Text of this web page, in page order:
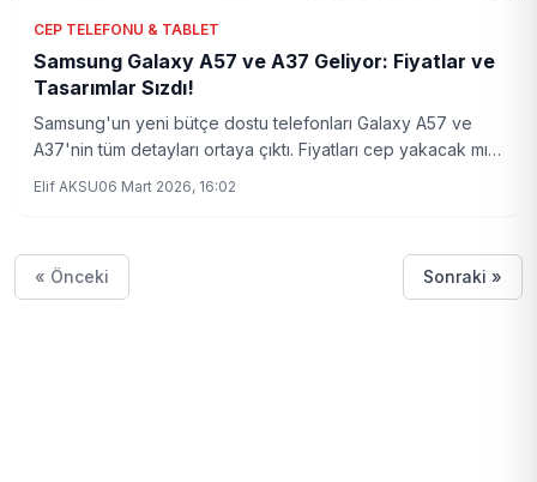
CEP TELEFONU & TABLET
Samsung Galaxy A57 ve A37 Geliyor: Fiyatlar ve
Tasarımlar Sızdı!
Samsung'un yeni bütçe dostu telefonları Galaxy A57 ve
A37'nin tüm detayları ortaya çıktı. Fiyatları cep yakacak mı?
Elif AKSU06 Mart 2026, 16:02
« Önceki Sonraki »